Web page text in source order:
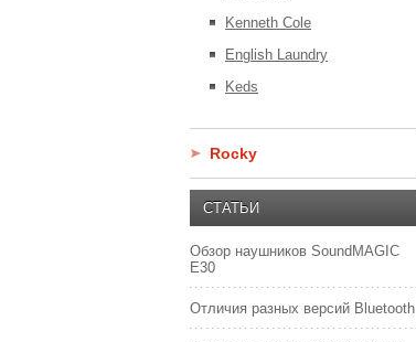
Kenneth Cole
English Laundry
Keds
Rocky
СТАТЬИ
Обзор наушников SoundMAGIC
E30
Отличия разных версий Bluetooth